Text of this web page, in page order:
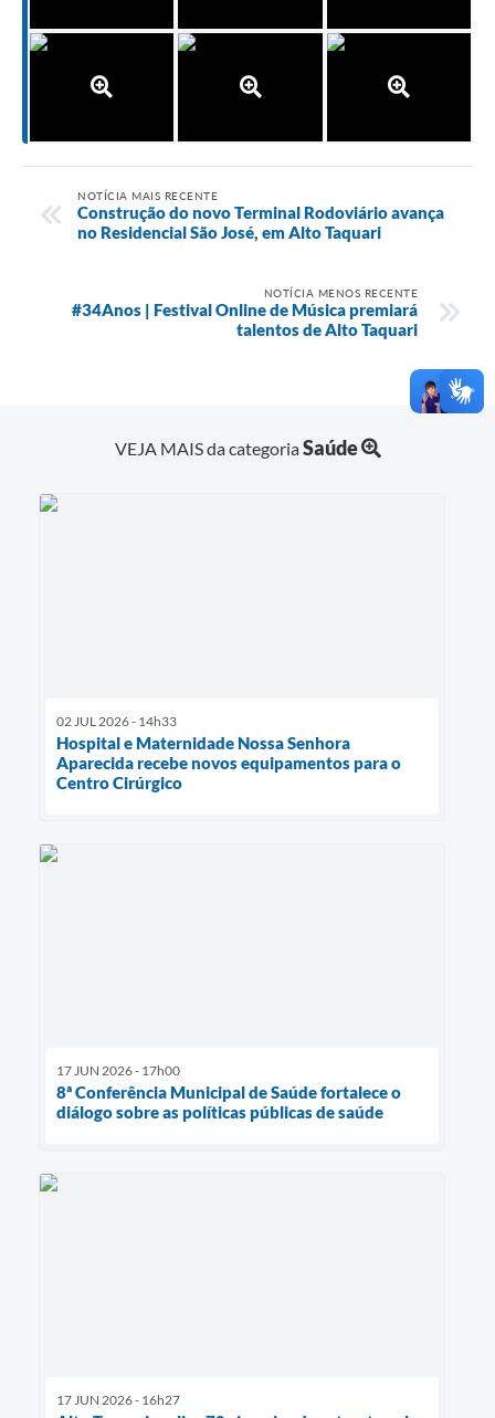
NOTÍCIA MAIS RECENTE
Construção do novo Terminal Rodoviário avança
no Residencial São José, em Alto Taquari
NOTÍCIA MENOS RECENTE
#34Anos | Festival Online de Música premiará
talentos de Alto Taquari
VEJA MAIS da categoriaSaúde
02 JUL 2026 - 14h33
Hospital e Maternidade Nossa Senhora
Aparecida recebe novos equipamentos para o
Centro Cirúrgico
17 JUN 2026 - 17h00
8ª Conferência Municipal de Saúde fortalece o
diálogo sobre as políticas públicas de saúde
17 JUN 2026 - 16h27